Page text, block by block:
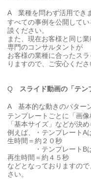
A 業種を問わず活用でき
すべての事例を公開して
談ください。
また、現在お客様と同じ
専門のコンサルタントが
お客様の業種に合ったス
りますので、ご安心くださ
Q スライド動画の「テン
A 基本的な動きのパター
テンプレートごとに「画
「基本サイズ」などが決め
例えば、・テンプレートA
生時間＝約２０秒
・テンプレートBは、
再生時間＝約４５秒
などとなっておりますの
さい。